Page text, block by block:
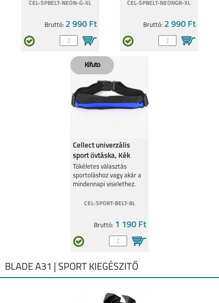
CEL-SPBELT-NEON-G-XL
Bruttó: 2 990 Ft
CEL-SPBELT-NEONGR-XL
Bruttó: 2 990 Ft
Cellect univerzális
sport övtáska, Kék
Tökéletes választás
sportoláshoz vagy akár a
mindennapi viselethez.
CEL-SPORT-BELT-BL
Bruttó: 1 190 Ft
BLADE A31 | SPORT KIEGÉSZITŐ